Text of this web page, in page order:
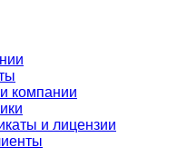
компании
и лицензии